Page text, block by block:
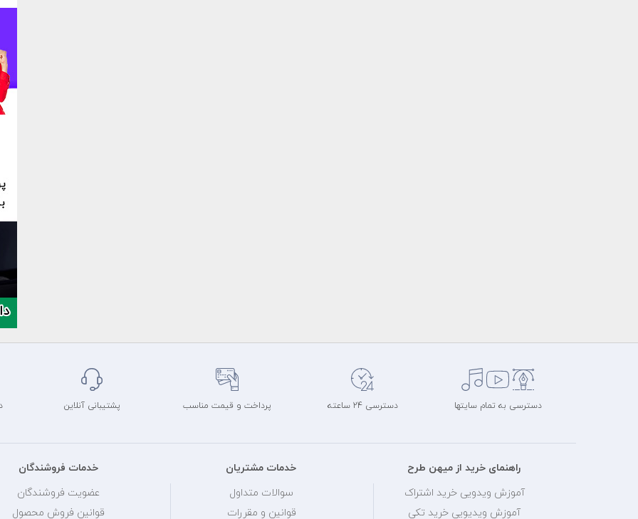
دسترسی به تمام سایتها دسترسی 24 ساعته پرداخت و قیمت مناسب پشتیبانی آنلاین
راهنمای خرید از میهن طرح
آموزش ویدویی خرید اشتراک
آموزش ویدیویی خرید تکی
خدمات مشتریان
سوالات متداول
قوانین و مقررات
خدمات فروشندگان
عضویت فروشندگان
قوانین فروش محصول